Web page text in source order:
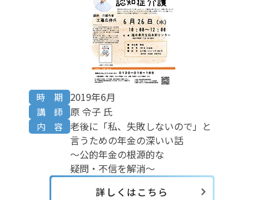
時 期 2019年6月
講 師 原 令子 氏
内 容
老後に「私、失敗しないので」と
言うための年金の深いい話
～公的年金の根源的な
疑問・不信を解消～
詳しくはこちら